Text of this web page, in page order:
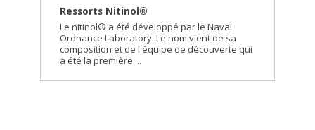
Ressorts Nitinol®
Le nitinol® a été développé par le Naval
Ordnance Laboratory. Le nom vient de sa
composition et de l'équipe de découverte qui
a été la première ...